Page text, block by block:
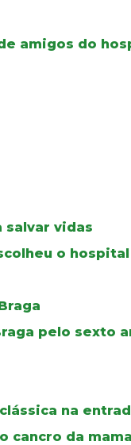
amigos do
salvar vidas
o
pelo sexto
na
cancro da mama